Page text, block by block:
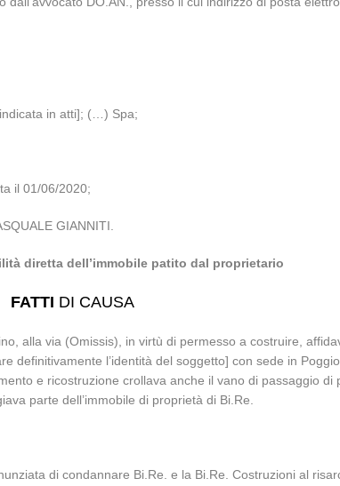
in atti]; (…) Spa;
il 01/06/2020;
GIANNITI.
diretta dell’immobile patito dal proprietario
FATTI DI CAUSA
alla via (Omissis), in virtù di permesso a costruire,
definitivamente l’identità del soggetto] con sede in
e ricostruzione crollava anche il vano di passaggio di
parte dell’immobile di proprietà di Bi.Re.
di condannare Bi.Re. e la Bi.Re. Costruzioni al